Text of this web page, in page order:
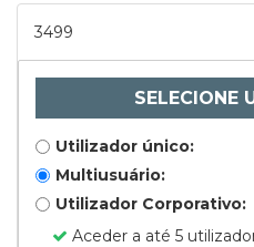
3499
SELECIONE
Utilizador único:
Multiusuário:
Utilizador Corporativo:
Aceder a até 5